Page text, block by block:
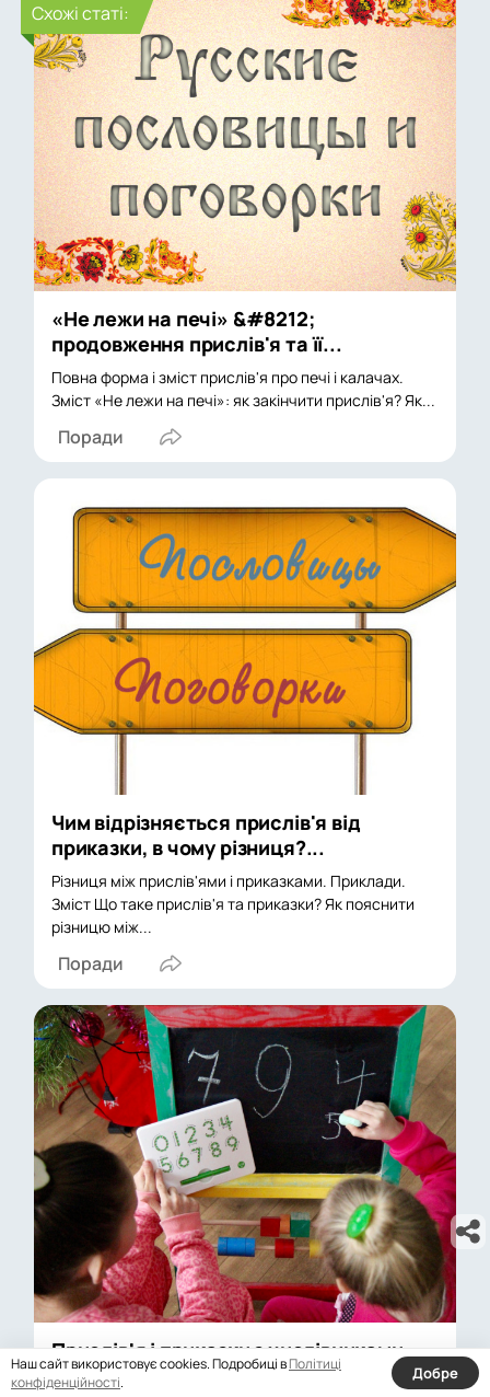
Cхожі статі:
«Не лежи на печі» &#8212;
продовження прислів'я та її...
Повна форма і зміст прислів'я про печі і калачах.
Зміст «Не лежи на печі»: як закінчити прислів'я? Як...
Поради
Чим відрізняється прислів'я від
приказки, в чому різниця?...
Різниця між прислів'ями і приказками. Приклади.
Зміст Що таке прислів'я та приказки? Як пояснити
різницю між...
Поради
Прислів'я і приказки з числівниками
для дітей дошкільного...
Наш сайт використовує cookies. Подробиці вПолітиці
конфіденційності. Добре